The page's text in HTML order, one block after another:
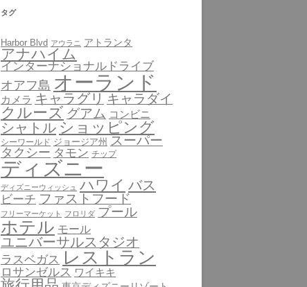
タグ
Harbor Blvd アウラニ アトランタ
アナハイム
インターナショナルドライブ
オアフ島 オーランド
カメラ キャラグリ キャラダイ
クルーズ グアム コンビニ
シャトル ショッピング
シーワールド ジョージア州 スーパー
タクシー タモン チップ
ディズニー
ディズニーウィッシュ ハワイ バス
ビーチ ファストフード
フリーマーケット フロリダ プール
ホテル モール
ユニバーサルスタジオ
ラスベガス レストラン
ロサンゼルス ワイキキ